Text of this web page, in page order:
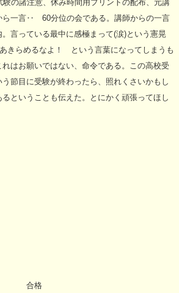
の諸注意、休み時間用プリントの配布、元講
ら一言‥ 60分位の会である。講師からの一言
言っている最中に感極まって(涙)という憲晃
らめるなよ！ という言葉になってしまうも
はお願いではない、命令である。この高校受
節目に受験が終わったら、照れくさいかもし
ということも伝えた。とにかく頑張ってほし
格